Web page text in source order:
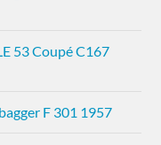
53 Coupé C167
F 301 1957